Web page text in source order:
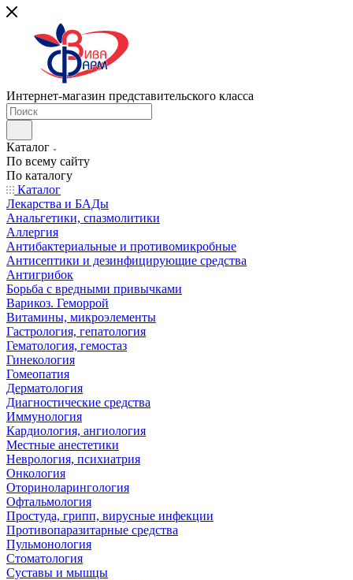
Интернет-магазин представительского класса
Каталог
По всему сайту
По каталогу
Каталог
Лекарства и БАДы
Анальгетики, спазмолитики
Аллергия
Антибактериальные и противомикробные
Антисептики и дезинфицирующие средства
Антигрибок
Борьба с вредными привычками
Варикоз. Геморрой
Витамины, микроэлементы
Гастрология, гепатология
Гематология, гемостаз
Гинекология
Гомеопатия
Дерматология
Диагностические средства
Иммунология
Кардиология, ангиология
Местные анестетики
Неврология, психиатрия
Онкология
Оториноларингология
Офтальмология
Простуда, грипп, вирусные инфекции
Противопаразитарные средства
Пульмонология
Стоматология
Суставы и мышцы